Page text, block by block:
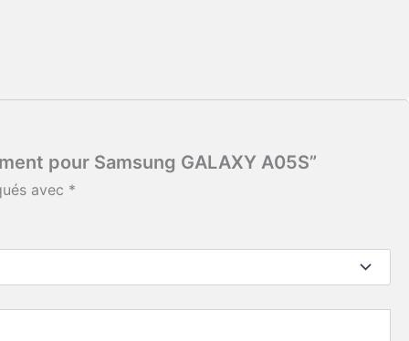
pour Samsung GALAXY A05S”
avec *